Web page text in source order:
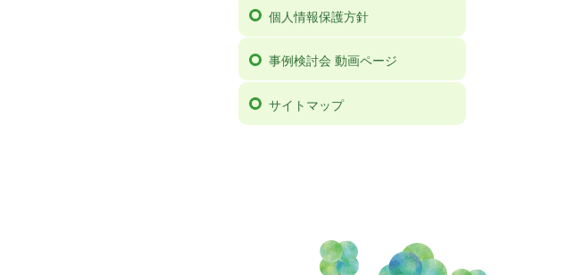
個人情報保護方針
事例検討会 動画ページ
サイトマップ